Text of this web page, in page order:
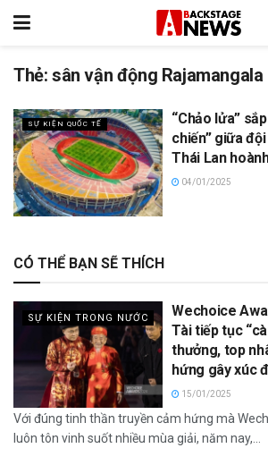
Thẻ:sân vận động Rajamangala
SỰ KIỆN QUỐC TẾ
“Chảo lửa”
chiến” giữa
Thái Lan
04/01/2025
CÓ THỂ BẠN SẼ THÍCH
SỰ KIỆN TRONG NƯỚC
Wechoice
Tài tiếp tục
thưởng, top
hứng gây xúc
15/01/2025
Với đúng tinh thần truyền cảm hứng mà
luôn tôn vinh suốt nhiều mùa giải, năm nay,...